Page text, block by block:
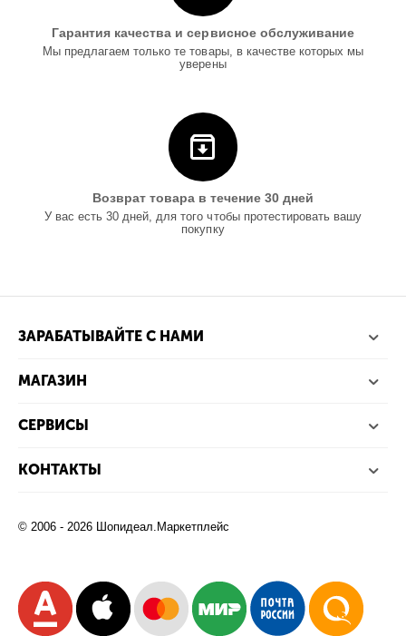
Гарантия качества и сервисное обслуживание
Мы предлагаем только те товары, в качестве которых мы
уверены
Возврат товара в течение 30 дней
У вас есть 30 дней, для того чтобы протестировать вашу
покупку
ЗАРАБАТЫВАЙТЕ С НАМИ
МАГАЗИН
СЕРВИСЫ
КОНТАКТЫ
© 2006 - 2026 Шопидеал.Маркетплейс